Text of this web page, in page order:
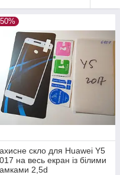
скло для Huawei Y5
на весь екран із білими
2,5d